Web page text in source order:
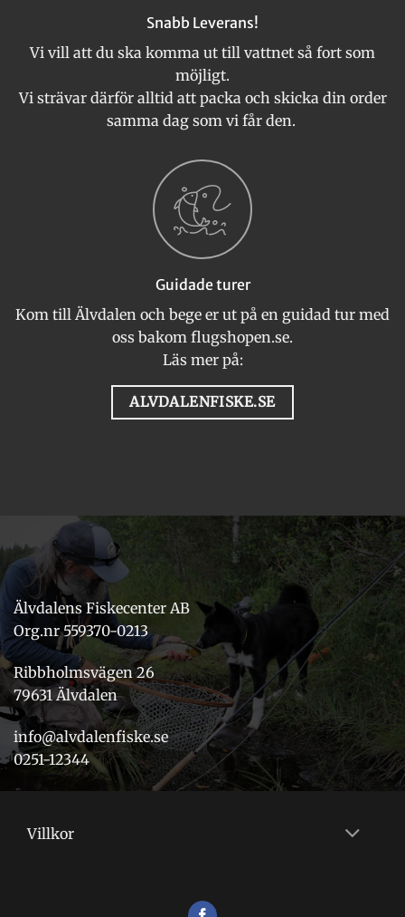
Snabb Leverans!
Vi vill att du ska komma ut till vattnet så fort som
möjligt.
Vi strävar därför alltid att packa och skicka din order
samma dag som vi får den.
Guidade turer
Kom till Älvdalen och bege er ut på en guidad tur med
oss bakom flugshopen.se.
Läs mer på:
ALVDALENFISKE.SE
Älvdalens Fiskecenter AB
Org.nr 559370-0213
Ribbholmsvägen 26
79631 Älvdalen
info@alvdalenfiske.se
0251-12344
Villkor